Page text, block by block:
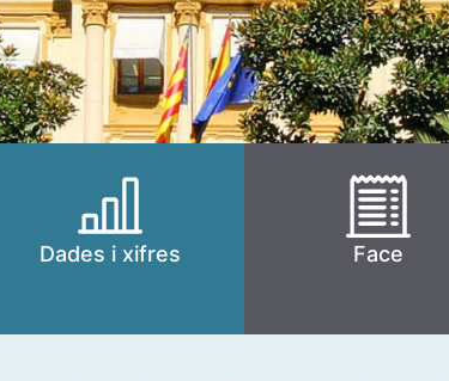
Dades i xifres Face